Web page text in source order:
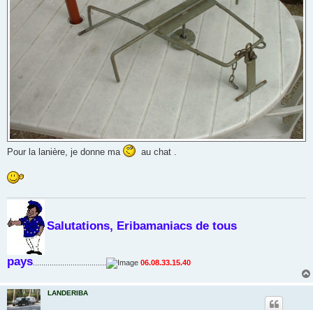
Pour la lanière, je donne ma au chat .
Salutations, Eribamaniacs de tous
pays 06.08.33.15.40
LANDERIBA